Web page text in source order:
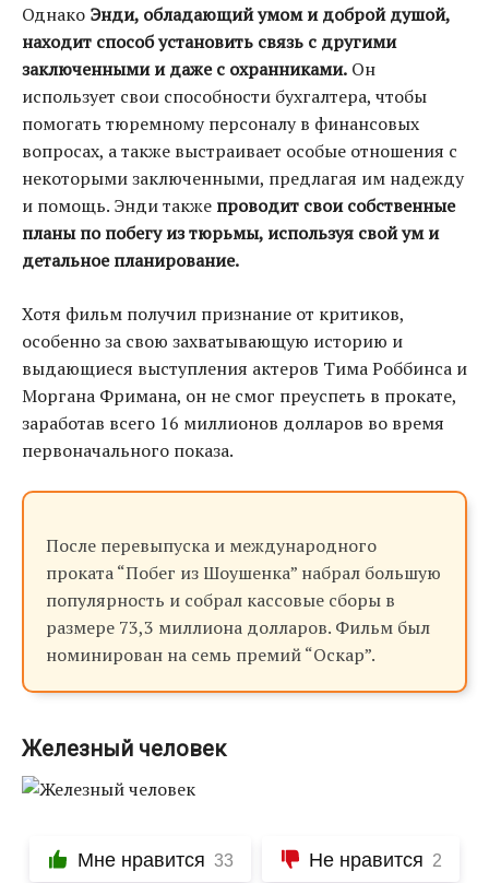
Однако Энди, обладающий умом и доброй душой,
находит способ установить связь с другими
заключенными и даже с охранниками. Он
использует свои способности бухгалтера, чтобы
помогать тюремному персоналу в финансовых
вопросах, а также выстраивает особые отношения с
некоторыми заключенными, предлагая им надежду
и помощь. Энди также проводит свои собственные
планы по побегу из тюрьмы, используя свой ум и
детальное планирование.
Хотя фильм получил признание от критиков,
особенно за свою захватывающую историю и
выдающиеся выступления актеров Тима Роббинса и
Моргана Фримана, он не смог преуспеть в прокате,
заработав всего 16 миллионов долларов во время
первоначального показа.
После перевыпуска и международного
проката “Побег из Шоушенка” набрал большую
популярность и собрал кассовые сборы в
размере 73,3 миллиона долларов. Фильм был
номинирован на семь премий “Оскар”.
Железный человек
Мне нравится 33 Не нравится 2